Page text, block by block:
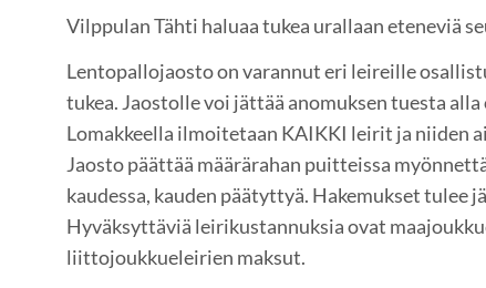
Vilppulan Tähti haluaa tukea urallaan eteneviä
Lentopallojaosto on varannut eri leireille
tukea. Jaostolle voi jättää anomuksen tuesta
Lomakkeella ilmoitetaan KAIKKI leirit ja niiden
Jaosto päättää määrärahan puitteissa
kaudessa, kauden päätyttyä. Hakemukset tulee
Hyväksyttäviä leirikustannuksia ovat
liittojoukkueleirien maksut.